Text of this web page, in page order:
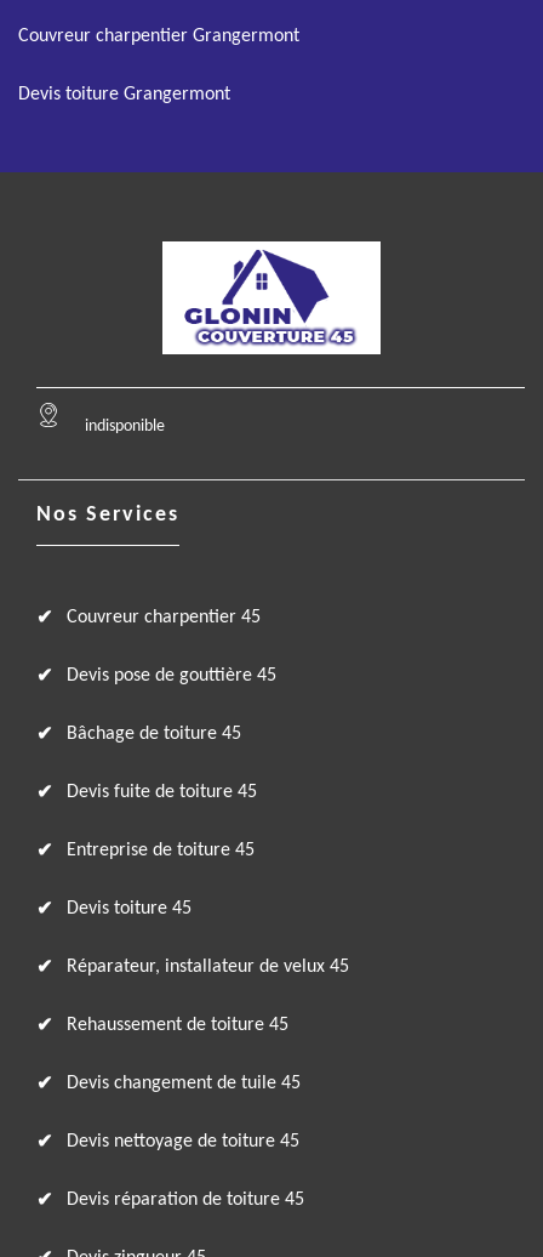
Couvreur charpentier Grangermont
Devis toiture Grangermont
indisponible
Nos Services
Couvreur charpentier 45
Devis pose de gouttière 45
Bâchage de toiture 45
Devis fuite de toiture 45
Entreprise de toiture 45
Devis toiture 45
Réparateur, installateur de velux 45
Rehaussement de toiture 45
Devis changement de tuile 45
Devis nettoyage de toiture 45
Devis réparation de toiture 45